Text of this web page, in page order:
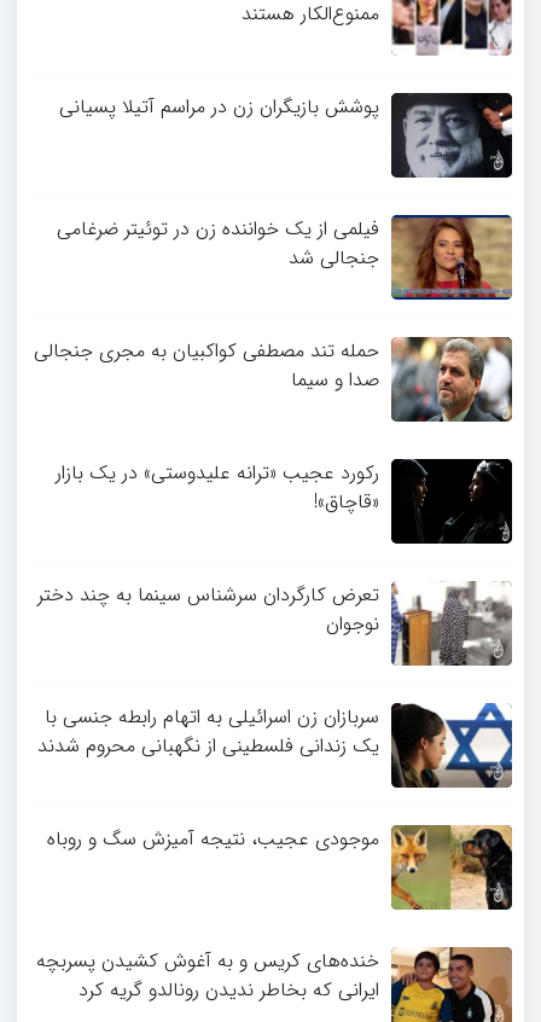
ممنوع‌الکار هستند
پوشش بازیگران زن در مراسم آتیلا پسیانی
فیلمی از یک خواننده زن در توئیتر ضرغامی
جنجالی شد
حمله تند مصطفی کواکبیان به مجری جنجالی
صدا و سیما
رکورد عجیب «ترانه علیدوستی» در یک بازار
«قاچاق»!
تعرض کارگردان سرشناس سینما به چند دختر
نوجوان
سربازان زن اسرائیلی به اتهام رابطه جنسی با
یک زندانی فلسطینی از نگهبانی محروم شدند
موجودی عجیب، نتیجه آمیزش سگ و روباه
خنده‌های کریس و به آغوش کشیدن پسربچه
ایرانی که بخاطر ندیدن رونالدو گریه کرد